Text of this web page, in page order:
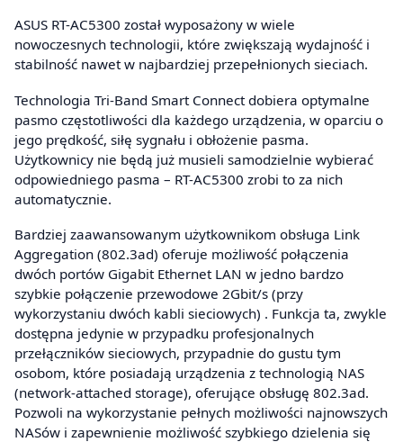
ASUS RT-AC5300 został wyposażony w wiele
nowoczesnych technologii, które zwiększają wydajność i
stabilność nawet w najbardziej przepełnionych sieciach.
Technologia Tri-Band Smart Connect dobiera optymalne
pasmo częstotliwości dla każdego urządzenia, w oparciu o
jego prędkość, siłę sygnału i obłożenie pasma.
Użytkownicy nie będą już musieli samodzielnie wybierać
odpowiedniego pasma – RT-AC5300 zrobi to za nich
automatycznie.
Bardziej zaawansowanym użytkownikom obsługa Link
Aggregation (802.3ad) oferuje możliwość połączenia
dwóch portów Gigabit Ethernet LAN w jedno bardzo
szybkie połączenie przewodowe 2Gbit/s (przy
wykorzystaniu dwóch kabli sieciowych) . Funkcja ta, zwykle
dostępna jedynie w przypadku profesjonalnych
przełączników sieciowych, przypadnie do gustu tym
osobom, które posiadają urządzenia z technologią NAS
(network-attached storage), oferujące obsługę 802.3ad.
Pozwoli na wykorzystanie pełnych możliwości najnowszych
NASów i zapewnienie możliwość szybkiego dzielenia się